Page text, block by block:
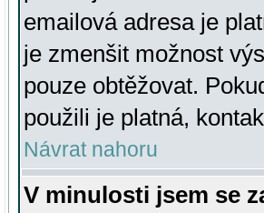
emailová adresa je
je zmenšit možnost
pouze obtěžovat.
použili je platná,
Návrat nahoru
V minulosti jsem se